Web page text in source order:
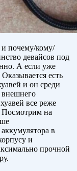
и почему/кому/
девайсов под
А если уже
есть
и он среди
внешнего
все реже
Посмотрим на
в
и
прочной